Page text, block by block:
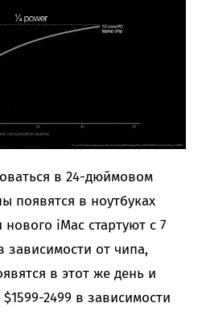
в 24-дюймовом
появятся в ноутбуках
iMac стартуют с 7
зависимости от чипа,
в этот же день и
2499 в зависимости